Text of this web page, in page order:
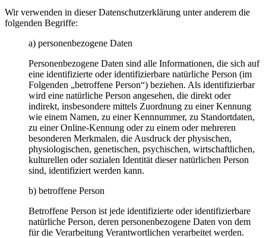
Wir verwenden in dieser Datenschutzerklärung unter anderem die
folgenden Begriffe:
a) personenbezogene Daten
Personenbezogene Daten sind alle Informationen, die sich auf
eine identifizierte oder identifizierbare natürliche Person (im
Folgenden „betroffene Person“) beziehen. Als identifizierbar
wird eine natürliche Person angesehen, die direkt oder
indirekt, insbesondere mittels Zuordnung zu einer Kennung
wie einem Namen, zu einer Kennnummer, zu Standortdaten,
zu einer Online-Kennung oder zu einem oder mehreren
besonderen Merkmalen, die Ausdruck der physischen,
physiologischen, genetischen, psychischen, wirtschaftlichen,
kulturellen oder sozialen Identität dieser natürlichen Person
sind, identifiziert werden kann.
b) betroffene Person
Betroffene Person ist jede identifizierte oder identifizierbare
natürliche Person, deren personenbezogene Daten von dem
für die Verarbeitung Verantwortlichen verarbeitet werden.